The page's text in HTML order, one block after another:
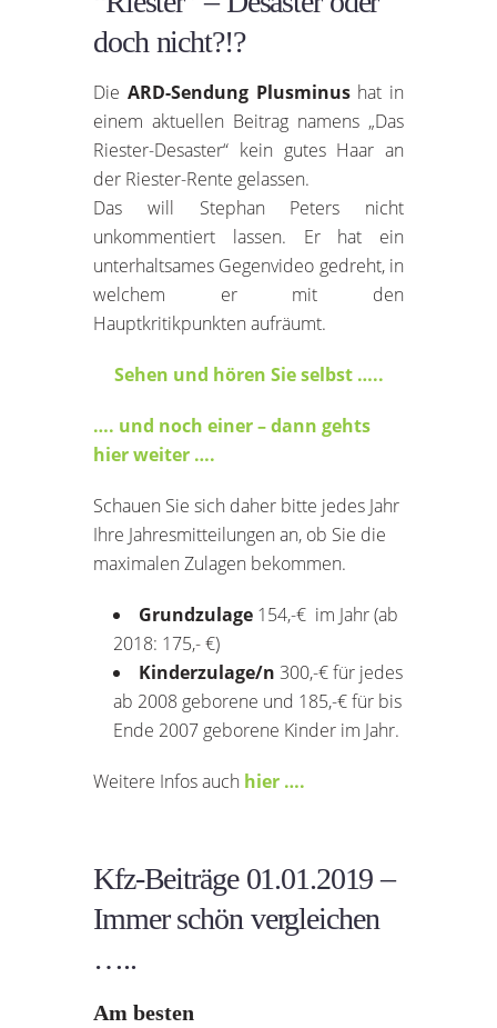
doch nicht?!?
Die ARD-Sendung Plusminushat in
einem aktuellen Beitrag namens „Das
Riester-Desaster“ kein gutes Haar an
der Riester-Rente gelassen.
Das will Stephan Peters nicht
unkommentiert lassen. Er hat ein
unterhaltsames Gegenvideo gedreht, in
welchem er mit den
Hauptkritikpunkten aufräumt.
Sehen und hören Sie selbst …..
…. und noch einer – dann gehts
hier weiter ….
Schauen Sie sich daher bitte jedes Jahr
Ihre Jahresmitteilungen an, ob Sie die
maximalen Zulagen bekommen.
Grundzulage 154,-€ im Jahr (ab
2018: 175,- €)
Kinderzulage/n 300,-€ für jedes
ab 2008 geborene und 185,-€ für bis
Ende 2007 geborene Kinder im Jahr.
Weitere Infos auch hier ….
Kfz-Beiträge 01.01.2019 –
Immer schön vergleichen
…..
Am besten